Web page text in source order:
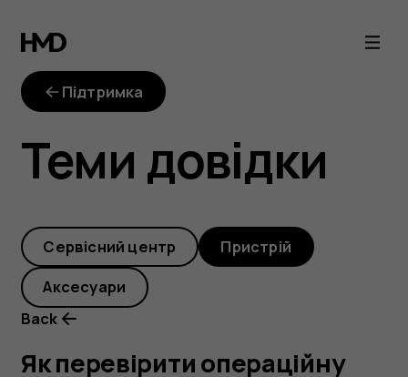
Як
перевірити
операційну
систему
та
версію
програмного
Підтримка
Теми довідки
Cервісний центр Пристрій
Аксесуари
Back
Як перевірити операційну